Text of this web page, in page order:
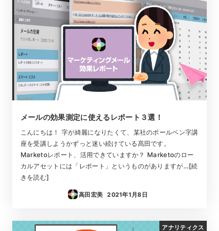
メールの効果測定に使えるレポート３選！
こんにちは！ 字が綺麗になりたくて、某社のボールペン字講
座を受講しようかずっと迷い続けている髙田です。
Marketoレポート、活用できていますか？ Marketoのロー
カルアセットには「レポート」というものがありますが…[続
きを読む]
高田宏美
投稿日
2021年1月8日
アナリティクス